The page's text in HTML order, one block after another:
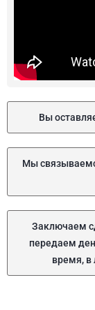
Вы
Мы
Заключаем
передаем
время, в